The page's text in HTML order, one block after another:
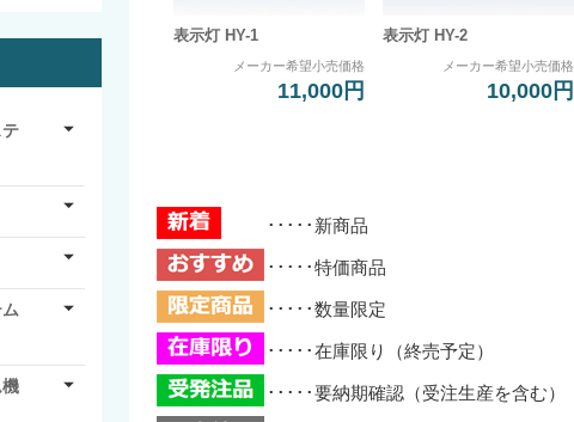
表示灯 HY-1
メーカー希望小売価格
11,000円
表示灯 HY-2
メーカー希望小売価格
10,000円
･････新商品
･････特価商品
･････数量限定
･････在庫限り（終売予定）
･････要納期確認（受注生産を含む）